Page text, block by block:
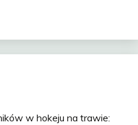
w hokeju na trawie: